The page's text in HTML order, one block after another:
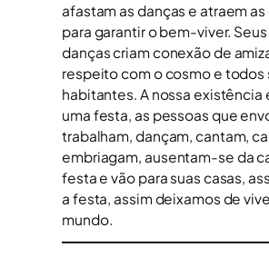
afastam as danças e atraem
para garantir o bem-viver.
danças criam conexão de
respeito com o cosmo e todos
habitantes. A nossa existência
uma festa, as pessoas que
trabalham, dançam, cantam,
embriagam, ausentam-se da
festa e vão para suas casas,
a festa, assim deixamos de
mundo.